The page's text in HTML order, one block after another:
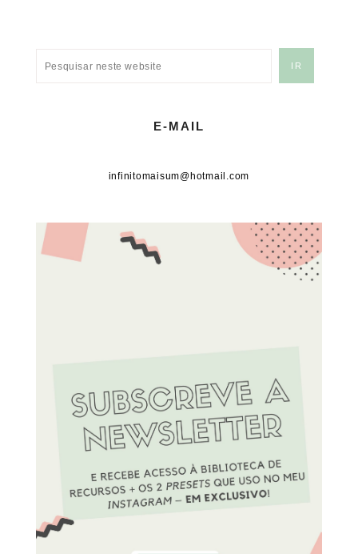
E-MAIL
infinitomaisum@hotmail.com